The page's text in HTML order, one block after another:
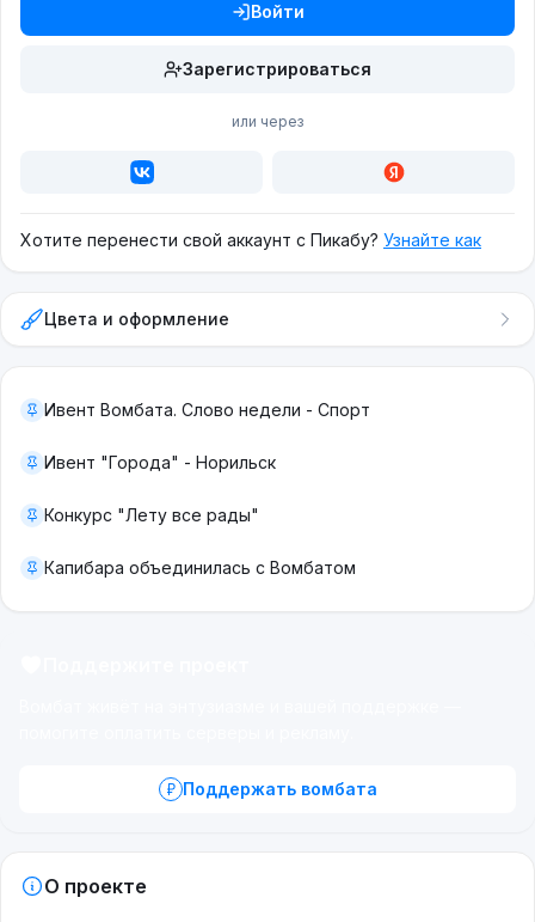
Войти
Зарегистрироваться
или через
Хотите перенести свой аккаунт с Пикабу? Узнайте как
Цвета и оформление
Ивент Вомбата. Слово недели - Спорт
Ивент "Города" - Норильск
Конкурс "Лету все рады"
Капибара объединилась с Вомбатом
Поддержать вомбата
О проекте